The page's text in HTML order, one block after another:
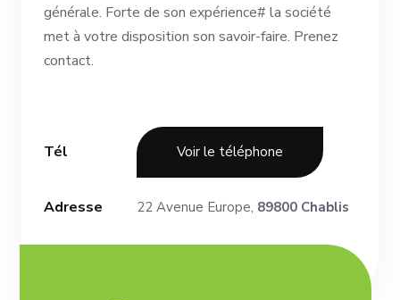
générale. Forte de son expérience# la société
met à votre disposition son savoir-faire. Prenez
contact.
Tél Voir le téléphone
Adresse 22 Avenue Europe, 89800 Chablis